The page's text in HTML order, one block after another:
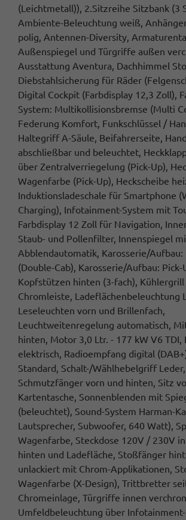
(Leichtmetall)), 2.Sitzreihe Sitzbank (3
Ambiente-Beleuchtung weiß,
polig, Antennen-Diversity,
Außenspiegel und Türgriffe außen
Ausstattung Aventura, Dachhimmel
Diebstahlsicherung für Räder
Digital Cockpit (Farbdisplay 12,3 Zoll),
System: Multikollisionsbremse (Multi
Federung Komfort, Funkschlüssel /
Haltegriff A-Säule, Beifahrerseite,
abschließbar und beleuchtet,
über Zentralverriegelung (Pick-Up),
Wagenfarbe (Pick-Up), Heckscheibe
Induktionsladeschale für Smartphone
Charging), Infotainment-System mit
Farbdisplay 12 Zoll für Navigation,
Staub- und Pollenfilter, Innenspiegel
Abblendautomatik, Karosserie/Aufbau:
(Double-Cab), Karosserie/Aufbau: Pick-
Kopfstützen hinten (3-fach),
Chromleiste, Ladeflächenbeleuchtung
Leseleuchten vorn und Brillenfach,
Leuchtweitenregelung automatisch,
hinten, Motor 3,0 Ltr. - 177 kW V6 TDI,
elektrisch, Radioempfang digital
Standard, Schalt-/Wählhebelgriff Leder,
Schmutzfänger vorn und hinten, Sitz
Kartentasche, Sonnenblenden mit
(beleuchtet), Sound-System Harman-
Lautsprecher, Subwoofer, 640 Watt),
Wagenfarbe, Steckdose 120V / 230V
hinten und Ladefläche, Stoßfänger
unlackiert mit Chrom-Applikationen,
Wagenfarbe (X-Design), Trittbretter
Chromeinlage, Türgriffe innen
Umfeldbeleuchtung über